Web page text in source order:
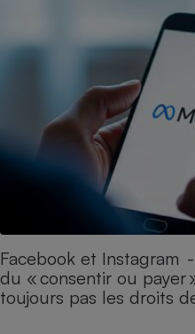
Facebook et Instagram
du « consentir ou payer
toujours pas les droits